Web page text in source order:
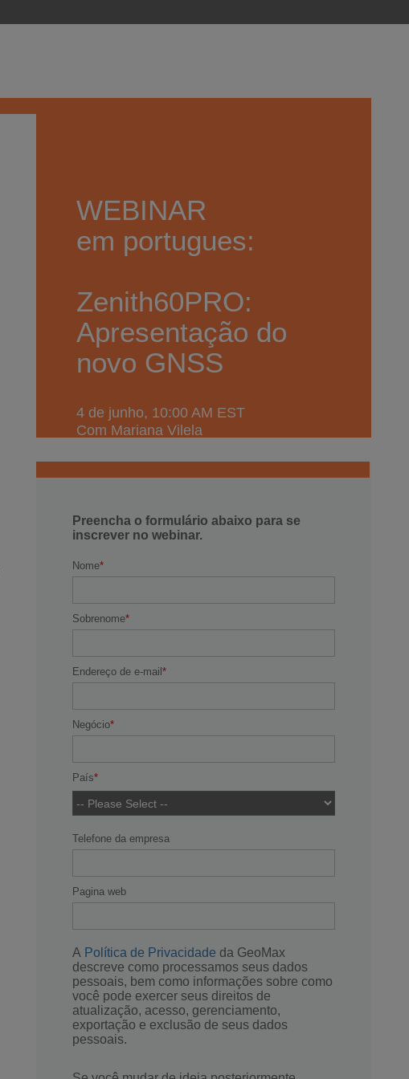
WEBINAR
em portugues:
Zenith60PRO:
Apresentação do
novo GNSS
4 de junho, 10:00 AM EST
Com Mariana Vilela
Preencha o formulário abaixo para se
inscrever no webinar.
Nome
Sobrenome
Endereço de e-mail
Negócio
País
Telefone da empresa
Pagina web
A Política de Privacidade da GeoMax
descreve como processamos seus dados
pessoais, bem como informações sobre como
você pode exercer seus direitos de
atualização, acesso, gerenciamento,
exportação e exclusão de seus dados
pessoais.